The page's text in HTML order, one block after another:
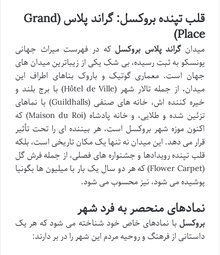
قلب تپنده بروکسل: گراند پلاس (Grand
Place)
میدانگراند پلاس بروکسل که در فهرست میراث جهانی
یونسکو به ثبت رسیده، بی شک یکی از زیباترین میدان های
جهان است. معماری گوتیک و باروک بناهای اطراف این
میدان، از جمله تالار شهر (Hôtel de Ville) با برج بلند و
خیره کننده اش، خانه های صنفی (Guildhalls) با نماهای
تزئین شده و طلایی، و خانه پادشاه (Maison du Roi) که
اکنون موزه شهر بروکسل است، هر بیننده ای را تحت تأثیر
قرار می دهد. این میدان نه تنها یک مکان تاریخی است، بلکه
قلب تپنده رویدادها و جشنواره های فصلی، از جمله فرش گل
(Flower Carpet) که هر دو سال یک بار با میلیون ها بگونیا
پوشیده می شود، نیز محسوب می شود.
نمادهای منحصر به فرد شهر
بروکسل با نمادهای خاص خود شناخته می شود که هر یک
داستانی از فرهنگ و روحیه مردم این شهر را در بر دارند: